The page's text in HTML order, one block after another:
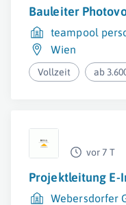
Bauleiter
teampool
Wien
Vollzeit ab
vor 7 T
Projektleitung
Webersdorfer